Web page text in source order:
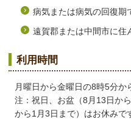
病気または病気の回復期
遠賀郡または中間市に住
利用時間
月曜日から金曜日の8時5分か
注：祝日、お盆（8月13日か
から1月3日まで）はお休みで